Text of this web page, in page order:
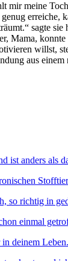
mir meine
sagte
Mama,
willst,
aus
ist anders als
so richtig in
einmal
deinem